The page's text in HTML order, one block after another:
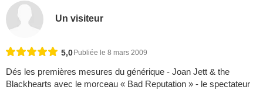
Un visiteur
5,0 Publiée le 8 mars 2009
Dés les premières mesures du générique - Joan Jett & the
Blackhearts avec le morceau « Bad Reputation » - le spectateur